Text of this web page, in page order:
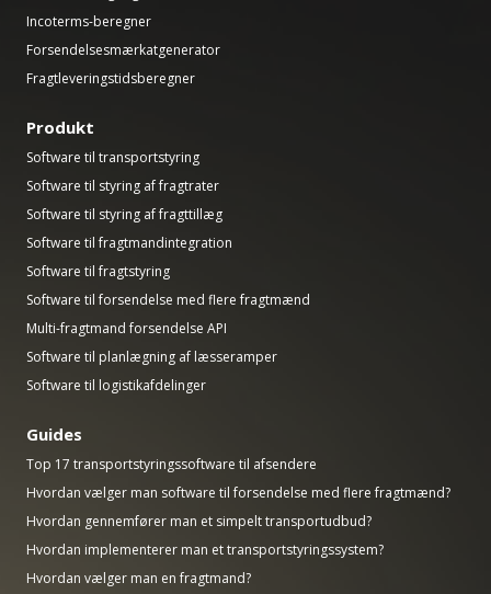
Incoterms-beregner
Forsendelsesmærkatgenerator
Fragtleveringstidsberegner
Produkt
Software til transportstyring
Software til styring af fragtrater
Software til styring af fragttillæg
Software til fragtmandintegration
Software til fragtstyring
Software til forsendelse med flere fragtmænd
Multi-fragtmand forsendelse API
Software til planlægning af læsseramper
Software til logistikafdelinger
Guides
Top 17 transportstyringssoftware til afsendere
Hvordan vælger man software til forsendelse med flere fragtmænd?
Hvordan gennemfører man et simpelt transportudbud?
Hvordan implementerer man et transportstyringssystem?
Hvordan vælger man en fragtmand?